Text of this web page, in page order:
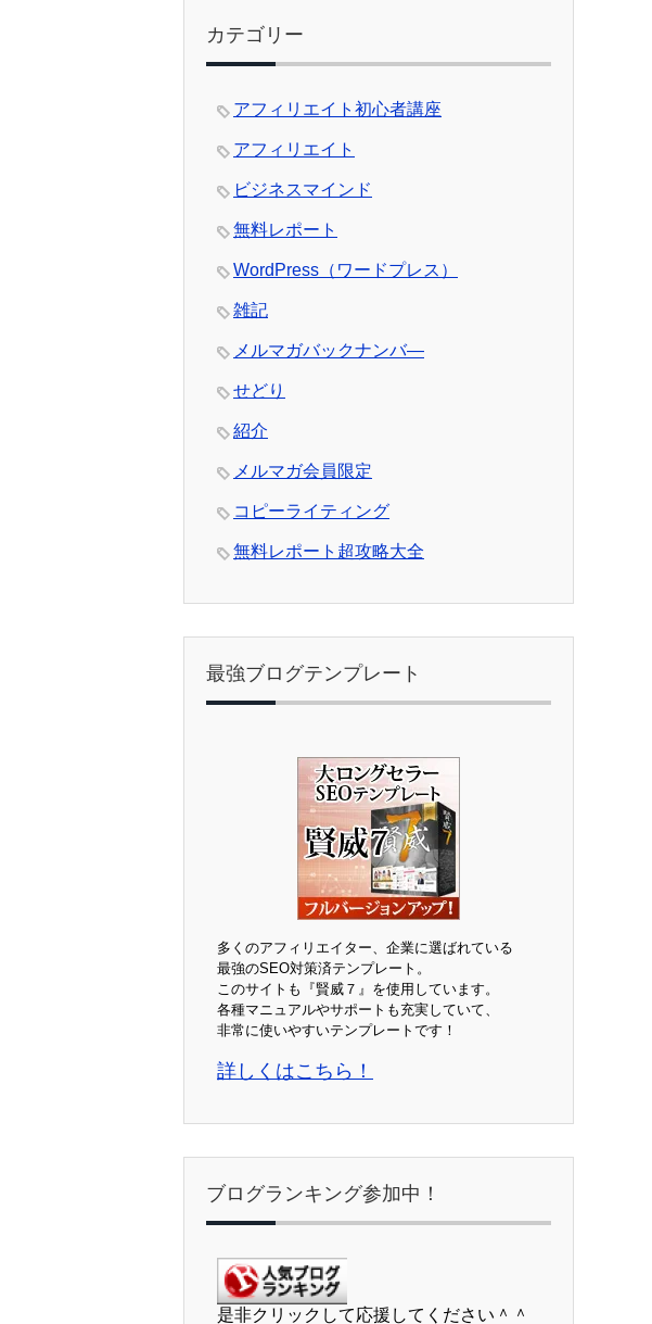
カテゴリー
アフィリエイト初心者講座
アフィリエイト
ビジネスマインド
無料レポート
WordPress（ワードプレス）
雑記
メルマガバックナンバ―
せどり
紹介
メルマガ会員限定
コピーライティング
無料レポート超攻略大全
最強ブログテンプレート
多くのアフィリエイター、企業に選ばれている
最強のSEO対策済テンプレート。
このサイトも『賢威７』を使用しています。
各種マニュアルやサポートも充実していて、
非常に使いやすいテンプレートです！
詳しくはこちら！
ブログランキング参加中！
是非クリックして応援してください＾＾